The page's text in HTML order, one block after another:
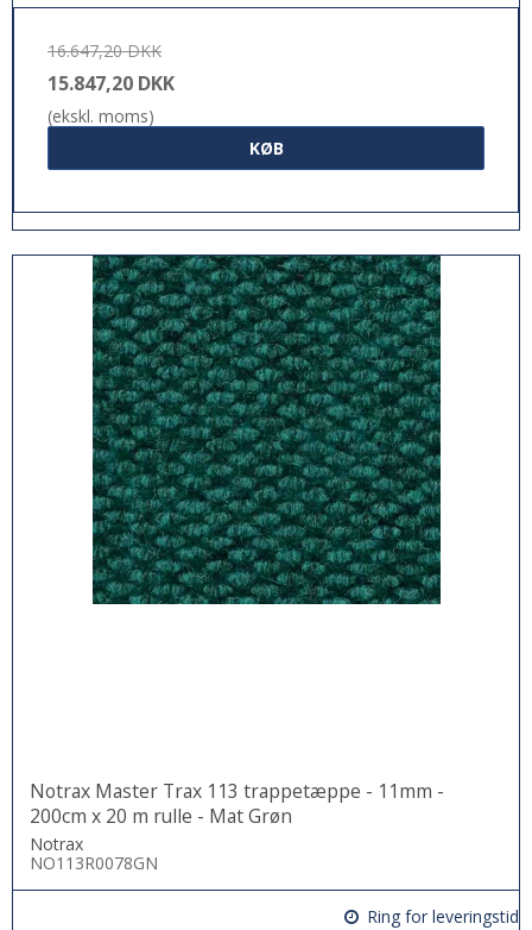
16.647,20 DKK
15.847,20 DKK
(ekskl. moms)
KØB
Notrax Master Trax 113 trappetæppe - 11mm -
200cm x 20 m rulle - Mat Grøn
Notrax
NO113R0078GN
Ring for leveringstid